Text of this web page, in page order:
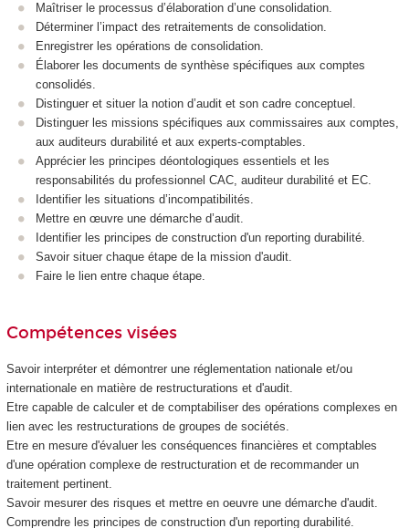
Maîtriser le processus d’élaboration d’une consolidation.
Déterminer l’impact des retraitements de consolidation.
Enregistrer les opérations de consolidation.
Élaborer les documents de synthèse spécifiques aux comptes
consolidés.
Distinguer et situer la notion d’audit et son cadre conceptuel.
Distinguer les missions spécifiques aux commissaires aux comptes,
aux auditeurs durabilité et aux experts-comptables.
Apprécier les principes déontologiques essentiels et les
responsabilités du professionnel CAC, auditeur durabilité et EC.
Identifier les situations d’incompatibilités.
Mettre en œuvre une démarche d’audit.
Identifier les principes de construction d'un reporting durabilité.
Savoir situer chaque étape de la mission d'audit.
Faire le lien entre chaque étape.
Compétences visées
Savoir interpréter et démontrer une réglementation nationale et/ou
internationale en matière de restructurations et d'audit.
Etre capable de calculer et de comptabiliser des opérations complexes en
lien avec les restructurations de groupes de sociétés.
Etre en mesure d'évaluer les conséquences financières et comptables
d'une opération complexe de restructuration et de recommander un
traitement pertinent.
Savoir mesurer des risques et mettre en oeuvre une démarche d'audit.
Comprendre les principes de construction d'un reporting durabilité.